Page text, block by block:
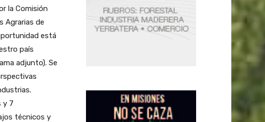
la Comisión
Agrarias de
está
país
adjunto). Se
y 7
técnicos y